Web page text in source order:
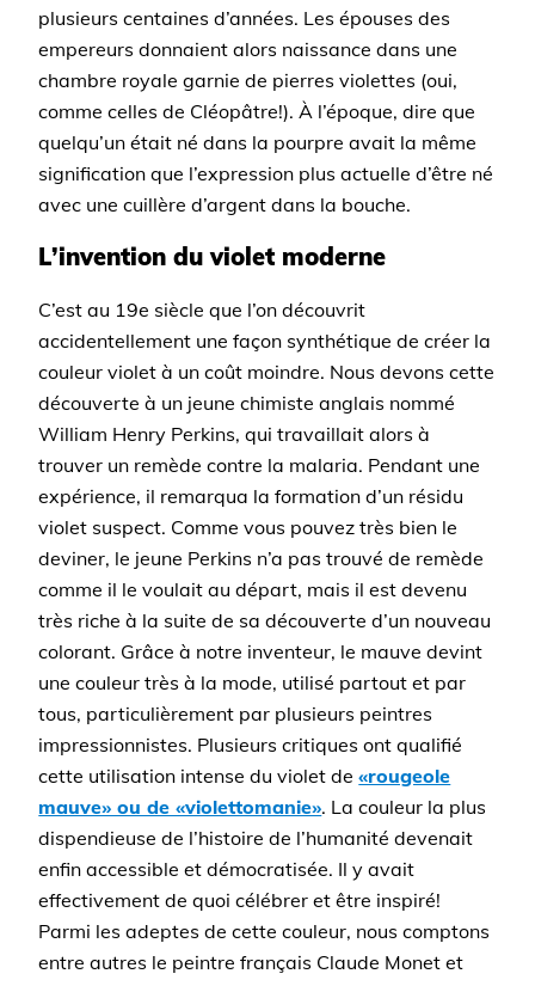
plusieurs centaines d’années. Les épouses des
empereurs donnaient alors naissance dans une
chambre royale garnie de pierres violettes (oui,
comme celles de Cléopâtre!). À l’époque, dire que
quelqu’un était né dans la pourpre avait la même
signification que l’expression plus actuelle d’être né
avec une cuillère d’argent dans la bouche.
L’invention du violet moderne
C’est au 19e siècle que l’on découvrit
accidentellement une façon synthétique de créer la
couleur violet à un coût moindre. Nous devons cette
découverte à un jeune chimiste anglais nommé
William Henry Perkins, qui travaillait alors à
trouver un remède contre la malaria. Pendant une
expérience, il remarqua la formation d’un résidu
violet suspect. Comme vous pouvez très bien le
deviner, le jeune Perkins n’a pas trouvé de remède
comme il le voulait au départ, mais il est devenu
très riche à la suite de sa découverte d’un nouveau
colorant. Grâce à notre inventeur, le mauve devint
une couleur très à la mode, utilisé partout et par
tous, particulièrement par plusieurs peintres
impressionnistes. Plusieurs critiques ont qualifié
cette utilisation intense du violet de«rougeole
mauve» ou de «violettomanie». La couleur la plus
dispendieuse de l’histoire de l’humanité devenait
enfin accessible et démocratisée. Il y avait
effectivement de quoi célébrer et être inspiré!
Parmi les adeptes de cette couleur, nous comptons
entre autres le peintre français Claude Monet et